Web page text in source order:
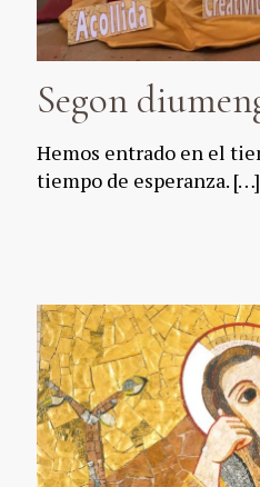
Segon
Hemos entrado en el
tiempo de esperanza. […]